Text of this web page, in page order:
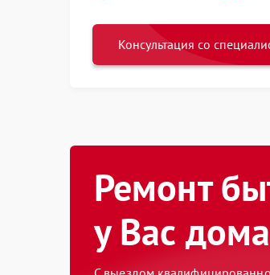
Консультация со
Ремонт
у Вас дома